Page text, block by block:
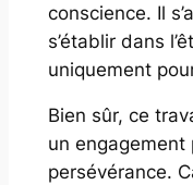
conscience. Il
s’établir dans
uniquement
Bien sûr, ce
un
persévérance.